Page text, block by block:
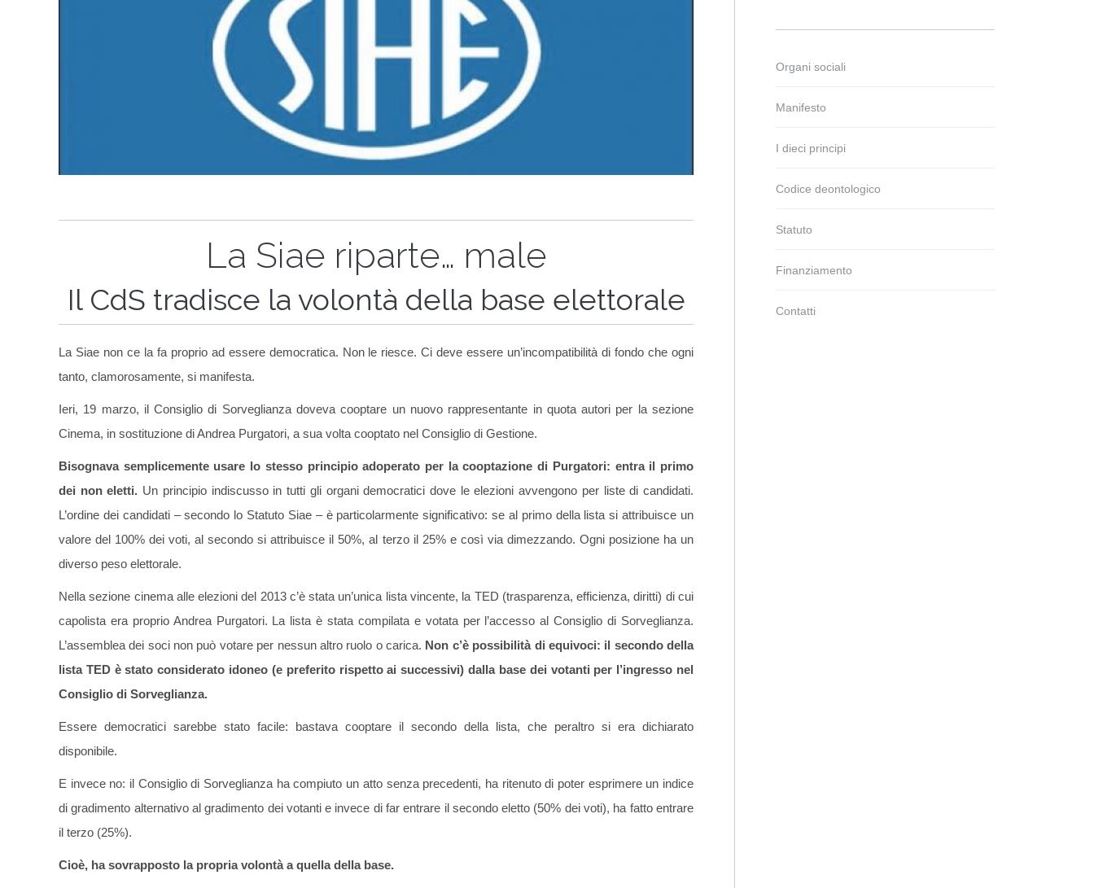
La Siae riparte… male
Il CdS tradisce la volontà della base elettorale
La Siae non ce la fa proprio ad essere democratica. Non le riesce. Ci deve essere un’incompatibilità di fondo che ogni
tanto, clamorosamente, si manifesta.
Ieri, 19 marzo, il Consiglio di Sorveglianza doveva cooptare un nuovo rappresentante in quota autori per la sezione
Cinema, in sostituzione di Andrea Purgatori, a sua volta cooptato nel Consiglio di Gestione.
Bisognava semplicemente usare lo stesso principio adoperato per la cooptazione di Purgatori: entra il primo
dei non eletti. Un principio indiscusso in tutti gli organi democratici dove le elezioni avvengono per liste di candidati.
L’ordine dei candidati – secondo lo Statuto Siae – è particolarmente significativo: se al primo della lista si attribuisce un
valore del 100% dei voti, al secondo si attribuisce il 50%, al terzo il 25% e così via dimezzando. Ogni posizione ha un
diverso peso elettorale.
Nella sezione cinema alle elezioni del 2013 c’è stata un’unica lista vincente, la TED (trasparenza, efficienza, diritti) di cui
capolista era proprio Andrea Purgatori. La lista è stata compilata e votata per l’accesso al Consiglio di Sorveglianza.
L’assemblea dei soci non può votare per nessun altro ruolo o carica. Non c’è possibilità di equivoci: il secondo della
lista TED è stato considerato idoneo (e preferito rispetto ai successivi) dalla base dei votanti per l’ingresso nel
Consiglio di Sorveglianza.
Essere democratici sarebbe stato facile: bastava cooptare il secondo della lista, che peraltro si era dichiarato
disponibile.
E invece no: il Consiglio di Sorveglianza ha compiuto un atto senza precedenti, ha ritenuto di poter esprimere un indice
di gradimento alternativo al gradimento dei votanti e invece di far entrare il secondo eletto (50% dei voti), ha fatto entrare
il terzo (25%).
Cioè, ha sovrapposto la propria volontà a quella della base.
Organi sociali
Manifesto
I dieci principi
Codice deontologico
Statuto
Finanziamento
Contatti